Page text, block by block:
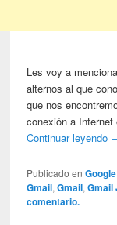
Les voy a
alternos al que
que nos
conexión a
Continuar leyendo
Publicado en Google
Gmail,Gmail,Gmail
comentario.